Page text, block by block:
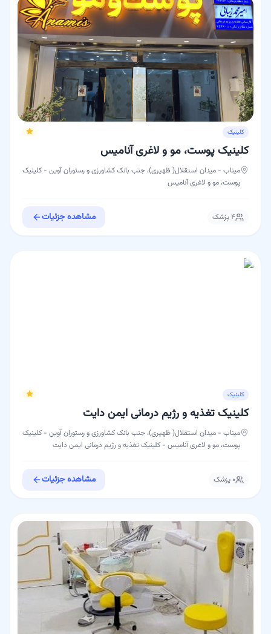
کلینیک
کلینیک پوست، مو و لاغری آنامیس
میناب - میدان استقلال( ظهیری)، جنب بانک کشاورزی و رستوران آوین - کلینیک
پوست، مو و لاغری آنامیس
۴پزشک مشاهده جزئیات
کلینیک
کلینیک تغذیه و رژیم درمانی ایمن دایت
میناب - میدان استقلال( ظهیری)، جنب بانک کشاورزی و رستوران آوین - کلینیک
پوست، مو و لاغری آنامیس - کلینیک تغذیه و رژیم درمانی ایمن دایت
۰ پزشک مشاهده جزئیات